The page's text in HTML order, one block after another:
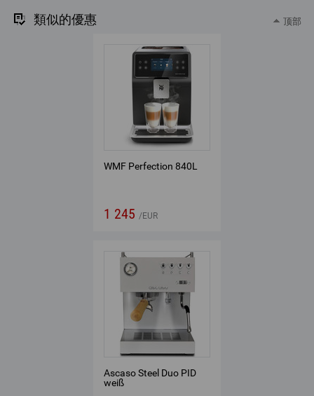
類似的優惠 顶部
WMF Perfection 840L
1 245 EUR
Ascaso Steel Duo PID
weiß